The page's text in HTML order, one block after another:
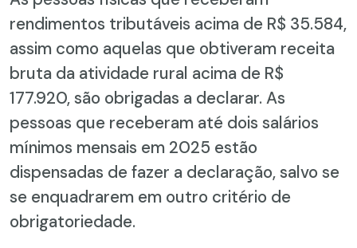
rendimentos tributáveis acima de R$ 35.584,
assim como aquelas que obtiveram receita
bruta da atividade rural acima de R$
177.920, são obrigadas a declarar. As
pessoas que receberam até dois salários
mínimos mensais em 2025 estão
dispensadas de fazer a declaração, salvo se
se enquadrarem em outro critério de
obrigatoriedade.